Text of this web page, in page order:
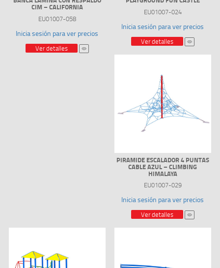
CIM – CALIFORNIA
EU01007-058
Inicia sesión para ver precios
Ver detalles
EU01007-024
Inicia sesión para ver precios
Ver detalles
PIRAMIDE ESCALADOR 4 PUNTAS
CABLE AZUL – CLIMBING
HIMALAYA
EU01007-029
Inicia sesión para ver precios
Ver detalles